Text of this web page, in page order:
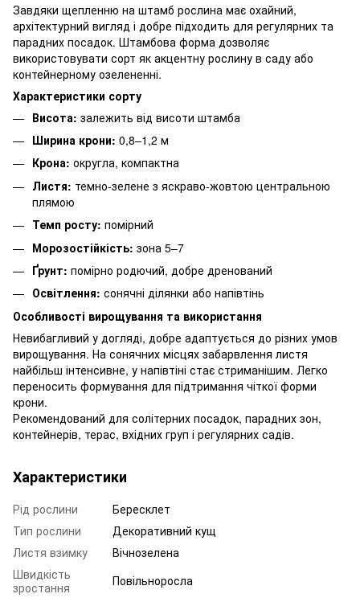
Завдяки щепленню на штамб рослина має охайний,
архітектурний вигляд і добре підходить для регулярних та
парадних посадок. Штамбова форма дозволяє
використовувати сорт як акцентну рослину в саду або
контейнерному озелененні.
Характеристики сорту
Висота: залежить від висоти штамба
Ширина крони: 0,8–1,2 м
Крона: округла, компактна
Листя: темно-зелене з яскраво-жовтою центральною
плямою
Темп росту: помірний
Морозостійкість: зона 5–7
Ґрунт: помірно родючий, добре дренований
Освітлення: сонячні ділянки або напівтінь
Особливості вирощування та використання
Невибагливий у догляді, добре адаптується до різних умов
вирощування. На сонячних місцях забарвлення листя
найбільш інтенсивне, у напівтіні стає стриманішим. Легко
переносить формування для підтримання чіткої форми
крони.
Рекомендований для солітерних посадок, парадних зон,
контейнерів, терас, вхідних груп і регулярних садів.
Характеристики
Рід рослини
Бересклет
Тип рослини
Декоративний кущ
Листя взимку
Вічнозелена
Швидкість
зростання
Повільноросла